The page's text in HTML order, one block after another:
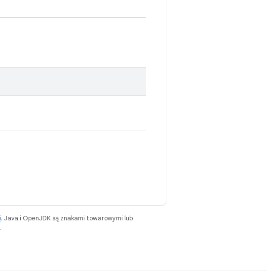
. Java i OpenJDK są znakami towarowymi lub